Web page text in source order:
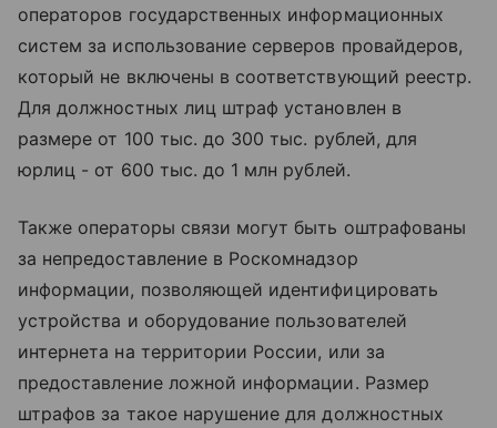
операторов государственных информационных
систем за использование серверов провайдеров,
который не включены в соответствующий реестр.
Для должностных лиц штраф установлен в
размере от 100 тыс. до 300 тыс. рублей, для
юрлиц - от 600 тыс. до 1 млн рублей.
Также операторы связи могут быть оштрафованы
за непредоставление в Роскомнадзор
информации, позволяющей идентифицировать
устройства и оборудование пользователей
интернета на территории России, или за
предоставление ложной информации. Размер
штрафов за такое нарушение для должностных